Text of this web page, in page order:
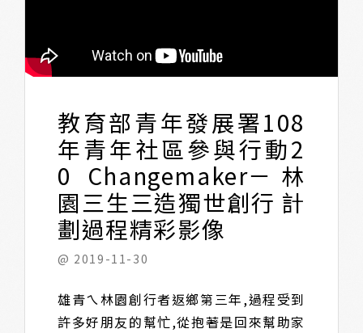
教育部青年發展署108
年青年社區參與行動2
0 Changemaker－林
園三生三造獨世創行 計
劃過程精彩影像
@ 2019-11-30
雄青ㄟ林園創行者返鄉第三年,過程受到
許多好朋友的幫忙,從抱著是回來幫助家